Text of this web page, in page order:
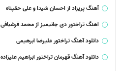
آهنگ پریزاد از احسان شیدا و علی حقپناه
اهنگ تراختور دی جانیمیز از محمد فرشبافی
دانلود آهنگ تراختور علیرضا ابرهیمی
دانلود آهنگ قهرمان تراختور ابراهیم علیزاده